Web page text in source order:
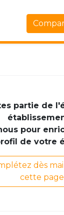
partie de
pour
de votre
dès
cette page